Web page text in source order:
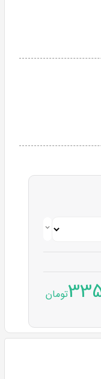
تومان